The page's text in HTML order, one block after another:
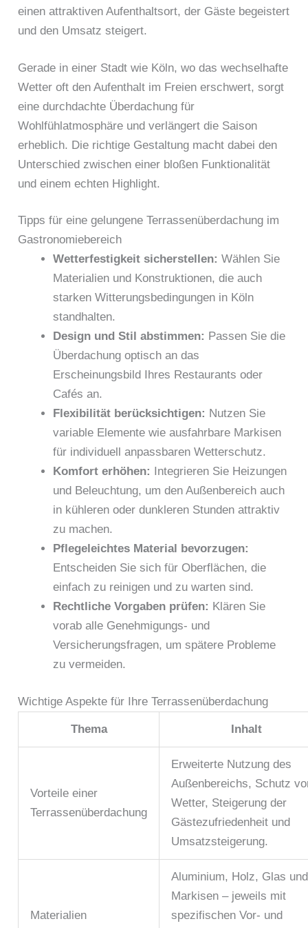
einen attraktiven Aufenthaltsort, der Gäste begeistert
und den Umsatz steigert.
Gerade in einer Stadt wie Köln, wo das wechselhafte
Wetter oft den Aufenthalt im Freien erschwert, sorgt
eine durchdachte Überdachung für
Wohlfühlatmosphäre und verlängert die Saison
erheblich. Die richtige Gestaltung macht dabei den
Unterschied zwischen einer bloßen Funktionalität
und einem echten Highlight.
Tipps für eine gelungene Terrassenüberdachung im
Gastronomiebereich
Wetterfestigkeit sicherstellen: Wählen Sie
Materialien und Konstruktionen, die auch
starken Witterungsbedingungen in Köln
standhalten.
Design und Stil abstimmen: Passen Sie die
Überdachung optisch an das
Erscheinungsbild Ihres Restaurants oder
Cafés an.
Flexibilität berücksichtigen: Nutzen Sie
variable Elemente wie ausfahrbare Markisen
für individuell anpassbaren Wetterschutz.
Komfort erhöhen: Integrieren Sie Heizungen
und Beleuchtung, um den Außenbereich auch
in kühleren oder dunkleren Stunden attraktiv
zu machen.
Pflegeleichtes Material bevorzugen:
Entscheiden Sie sich für Oberflächen, die
einfach zu reinigen und zu warten sind.
Rechtliche Vorgaben prüfen: Klären Sie
vorab alle Genehmigungs- und
Versicherungsfragen, um spätere Probleme
zu vermeiden.
Wichtige Aspekte für Ihre Terrassenüberdachung
Thema Inhalt
Vorteile einer
Terrassenüberdachung
Erweiterte Nutzung des
Außenbereichs, Schutz
Wetter, Steigerung der
Gästezufriedenheit und
Umsatzsteigerung.
Materialien
Aluminium, Holz, Glas und
Markisen – jeweils mit
spezifischen Vor- und